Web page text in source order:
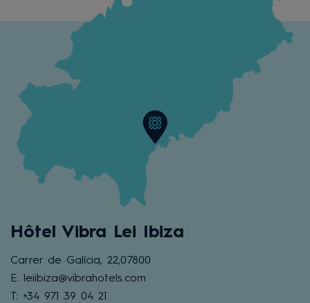
Hôtel Vibra Lei Ibiza
Carrer de Galícia, 22,07800
E: leiibiza@vibrahotels.com
T: +34 971 39 04 21